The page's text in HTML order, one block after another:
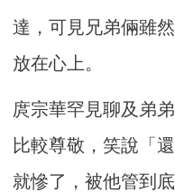
達，可見兄弟倆雖
放在心上。
庹宗華罕見聊及弟
比較尊敬，笑說「
就慘了，被他管到